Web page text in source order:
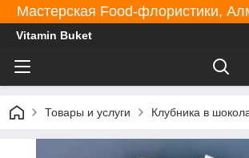
Мастерская Food-флористики,
Vitamin Buket
Товары и услуги Клубника в